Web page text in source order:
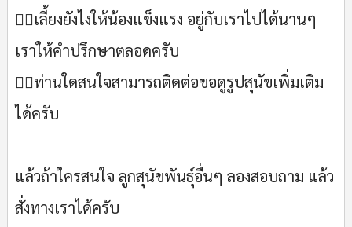
💁‍♂เลี้ยงยังไงให้น้องแข็งแรง อยู่กับเราไปได้นานๆ
เราให้คำปรึกษาตลอดครับ
🙋‍♂ท่านใดสนใจสามารถติดต่อขอดูรูปสุนัขเพิ่มเติม
ได้ครับ
แล้วถ้าใครสนใจ ลูกสุนัขพันธุ์อื่นๆ ลองสอบถาม แล้ว
สั่งทางเราได้ครับ